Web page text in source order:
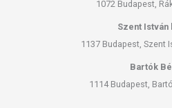
1072 Budapest,
Szent István
1137 Budapest, Szent
Bartók
1114 Budapest,